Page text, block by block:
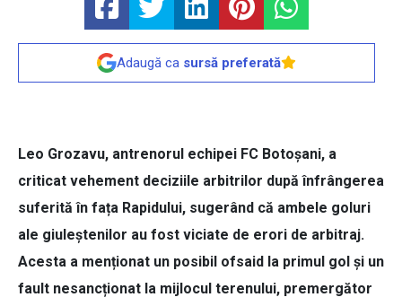
Adaugă ca sursă preferată
Leo Grozavu, antrenorul echipei FC Botoşani, a
criticat vehement deciziile arbitrilor după înfrângerea
suferită în fața Rapidului, sugerând că ambele goluri
ale giuleștenilor au fost viciate de erori de arbitraj.
Acesta a menționat un posibil ofsaid la primul gol și un
fault nesancționat la mijlocul terenului, premergător